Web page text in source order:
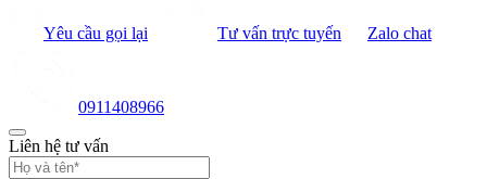
Yêu cầu gọi lại Tư vấn trực tuyến Zalo chat
0911408966
Liên hệ tư vấn